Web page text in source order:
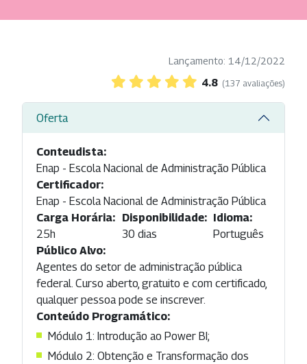
Lançamento: 14/12/2022
4.8 (137 avaliações)
Oferta
Conteudista:
Enap - Escola Nacional de Administração Pública
Certificador:
Enap - Escola Nacional de Administração Pública
Carga Horária:
25h
Disponibilidade:
30 dias
Idioma:
Português
Público Alvo:
Agentes do setor de administração pública
federal. Curso aberto, gratuito e com certificado,
qualquer pessoa pode se inscrever.
Conteúdo Programático:
Módulo 1: Introdução ao Power BI;
Módulo 2: Obtenção e Transformação dos